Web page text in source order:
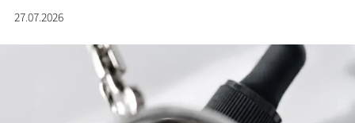
27.07.2026